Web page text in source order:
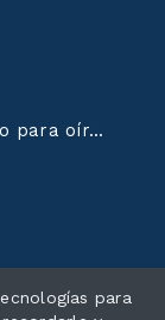
para oír...
para